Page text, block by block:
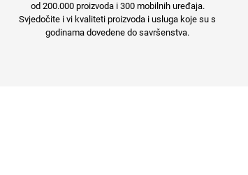
od 200.000 proizvoda i 300 mobilnih uređaja.
Svjedočite i vi kvaliteti proizvoda i usluga koje su s
godinama dovedene do savršenstva.